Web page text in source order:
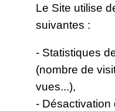
Le Site utilise
suivantes :
- Statistiques
(nombre de
vues...),
- Désactivation